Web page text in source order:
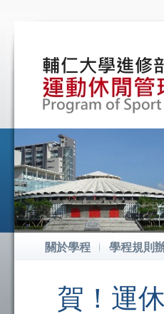
關於學程 學程規則
賀！運